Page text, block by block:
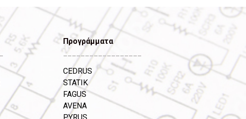
Προγράμματα
__________________
CEDRUS
STATIK
FAGUS
AVENA